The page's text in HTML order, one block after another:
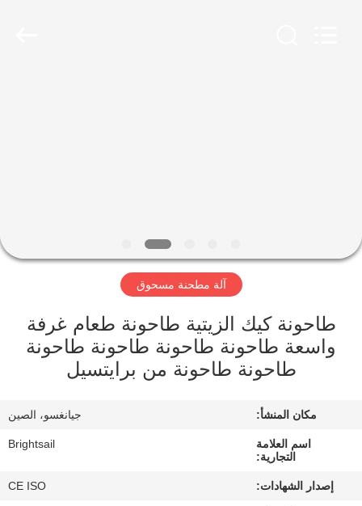
فيديو
عنا
المعمل
مراقبة
آلة مطحنة مسحوق
طاحونة كيك الزيتية طاحونة طعام غرفة
واسعة طاحونة طاحونة طاحونة طاحونة
طاحونة طاحونة من برايتسيل
مكان المنشأ: جيانغسو، الصين
اسم العلامة
التجارية:
Brightsail
إصدار الشهادات: CE ISO